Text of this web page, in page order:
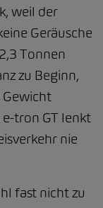
weil der
Geräusche
Tonnen
zu Beginn,
e-tron GT lenkt
nie
fast nicht zu